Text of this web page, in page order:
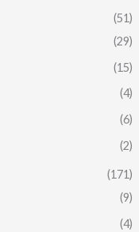
(51)
(29)
(15)
(4)
(6)
(2)
(171)
(9)
(4)